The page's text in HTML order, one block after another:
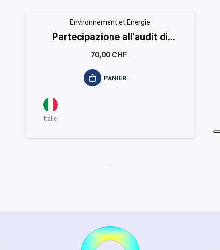
Environnement et Energie
Partecipazione all'audit di
certificazione ISO 14001
70,00 CHF
PANIER
Italie